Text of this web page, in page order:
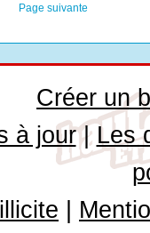
Page suivante
Créer un
à jour| Les